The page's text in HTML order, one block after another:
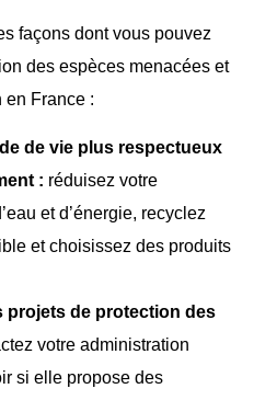
façons dont vous pouvez
des espèces menacées et
en France :
de vie plus respectueux
: réduisez votre
et d’énergie, recyclez
et choisissez des produits
projets de protection des
votre administration
si elle propose des